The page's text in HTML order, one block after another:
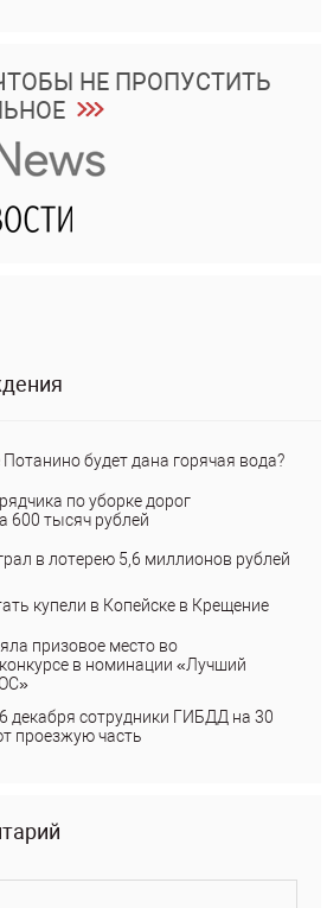
НЕ ПРОПУСТИТЬ
Потанино будет дана горячая вода?
по уборке дорог
600 тысяч рублей
в лотерею 5,6 миллионов рублей
купели в Копейске в Крещение
призовое место во
в номинации «Лучший
декабря сотрудники ГИБДД на 30
проезжую часть